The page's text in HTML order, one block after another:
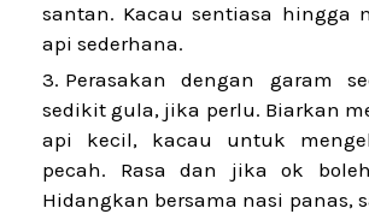
santan. Kacau sentiasa hingga
api sederhana.
Perasakan dengan garam
sedikit gula, jika perlu. Biarkan
api kecil, kacau untuk
pecah. Rasa dan jika ok
Hidangkan bersama nasi panas,